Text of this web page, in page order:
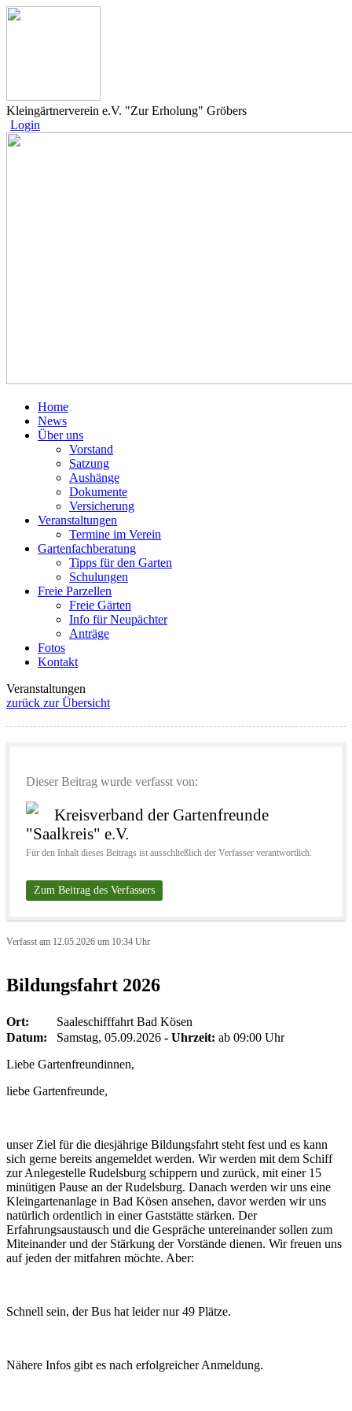
Kleingärtnerverein e.V. "Zur Erholung" Gröbers
Login
Home
News
Über uns
Vorstand
Satzung
Aushänge
Dokumente
Versicherung
Veranstaltungen
Termine im Verein
Gartenfachberatung
Tipps für den Garten
Schulungen
Freie Parzellen
Freie Gärten
Info für Neupächter
Anträge
Fotos
Kontakt
Veranstaltungen
zurück zur Übersicht
Dieser Beitrag wurde verfasst von:
Kreisverband der Gartenfreunde
"Saalkreis" e.V.
Für den Inhalt dieses Beitrags ist ausschließlich der Verfasser verantwortlich.
Zum Beitrag des Verfassers
Verfasst am 12.05.2026 um 10:34 Uhr
Bildungsfahrt 2026
Ort:
Saaleschifffahrt Bad Kösen
Datum:
Samstag, 05.09.2026 - Uhrzeit: ab 09:00 Uhr
Liebe Gartenfreundinnen,
liebe Gartenfreunde,
unser Ziel für die diesjährige Bildungsfahrt steht fest und es kann
sich gerne bereits angemeldet werden. Wir werden mit dem Schiff
zur Anlegestelle Rudelsburg schippern und zurück, mit einer 15
minütigen Pause an der Rudelsburg. Danach werden wir uns eine
Kleingartenanlage in Bad Kösen ansehen, davor werden wir uns
natürlich ordentlich in einer Gaststätte stärken. Der
Erfahrungsaustausch und die Gespräche untereinander sollen zum
Miteinander und der Stärkung der Vorstände dienen. Wir freuen uns
auf jeden der mitfahren möchte. Aber:
Schnell sein, der Bus hat leider nur 49 Plätze.
Nähere Infos gibt es nach erfolgreicher Anmeldung.